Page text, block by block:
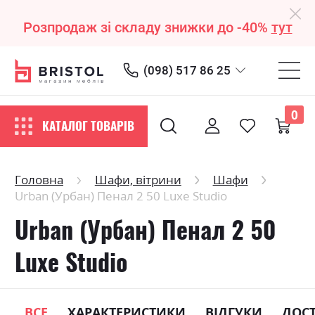
Розпродаж зі складу знижки до -40% тут
(098) 517 86 25
КАТАЛОГ ТОВАРІВ
0
Головна Шафи, вітрини
Шафи
Urban (Урбан) Пенал 2 50 Luxe Studio
Urban (Урбан) Пенал 2 50
Luxe Studio